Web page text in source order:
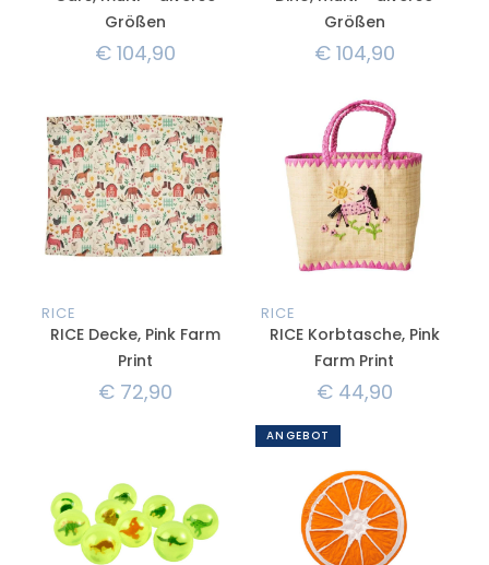
Größen
€104,90
Größen
€104,90
RICE
RICE Decke, Pink Farm
Print
€72,90
RICE
RICE Korbtasche, Pink
Farm Print
€44,90
ANGEBOT